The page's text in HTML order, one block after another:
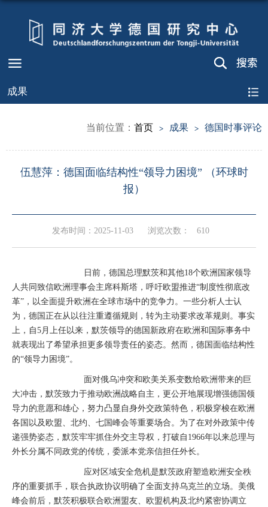
成果
当前位置： 首页 成果 德国时事评论
伍慧萍：德国面临结构性“领导力困境” （环球时
报）
发布时间：2025-11-03 浏览次数： 610
日前，德国总理默茨和其他18个欧洲国家领导
人共同致信欧洲理事会主席科斯塔，呼吁欧盟推进“制度性彻底改
革”，以全面提升欧洲在全球市场中的竞争力。一些分析人士认
为，德国正在从以往注重遵循规则，转为主动要求改革规则。事实
上，自5月上任以来，默茨领导的德国新政府在欧洲和国际事务中
就表现出了希望承担更多领导责任的姿态。然而，德国面临结构性
的“领导力困境”。
面对俄乌冲突和欧美关系变数给欧洲带来的巨
大冲击，默茨致力于推动欧洲战略自主，更公开地展现增强德国领
导力的意愿和雄心，努力凸显自身外交政策特色，积极穿梭在欧洲
各国以及欧盟、北约、七国峰会等重要场合。为了在对外政策中传
递强势姿态，默茨牢牢抓住外交主导权，打破自1966年以来总理与
外长分属不同政党的传统，委派本党亲信担任外长。
应对区域安全危机是默茨政府塑造欧洲安全秩
序的重要抓手，联合执政协议明确了全面支持乌克兰的立场。美俄
峰会前后，默茨积极联合欧洲盟友、欧盟机构及北约紧密协调立